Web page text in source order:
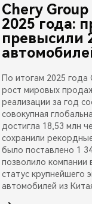
Chery
2025 года:
превысили
По итогам 2025 года
рост мировых
реализации за год
совокупная
достигла 18,53 млн
сохранили
было поставлено 1
позволило компании
статус крупнейшего
автомобилей из